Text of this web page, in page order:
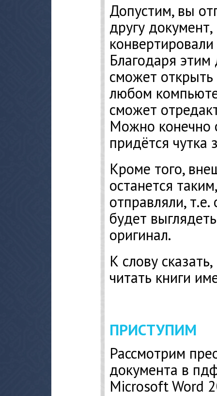
Допустим, вы
другу
Благодаря
сможет
любом
сможет
Можно конечно
придётся чутка
Кроме того,
останется
отправляли,
будет
оригинал.
К слову
читать книги
ПРИСТУПИМ
Рассмотрим
документа в
Microsoft Word